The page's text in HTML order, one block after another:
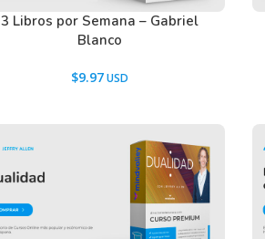
3 Libros por Semana – Gabriel
Blanco
$9.97